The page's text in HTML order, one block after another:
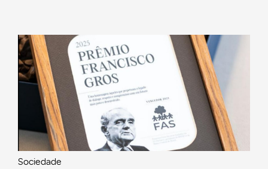
Sociedade